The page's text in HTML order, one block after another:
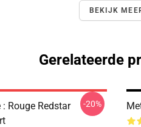
BEKIJK
Gerelateerde
Rouge Redstar
-20%